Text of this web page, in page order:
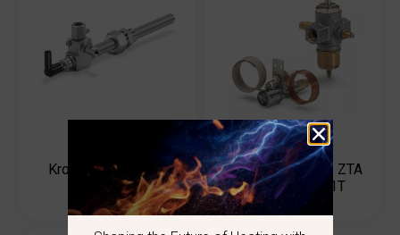
Kromschröder ZMI
Kromschröder ZT, ZTA
en ZTI met S11T